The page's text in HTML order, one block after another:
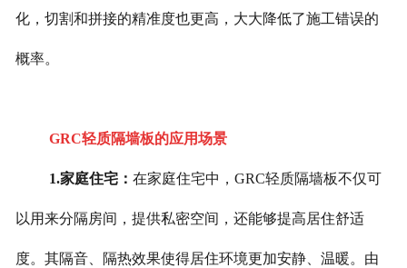
化，切割和拼接的精准度也更高，大大降低了施工错误的
概率。
GRC轻质隔墙板的应用场景
1.家庭住宅： 在家庭住宅中，GRC轻质隔墙板不仅可
以用来分隔房间，提供私密空间，还能够提高居住舒适
度。其隔音、隔热效果使得居住环境更加安静、温暖。由